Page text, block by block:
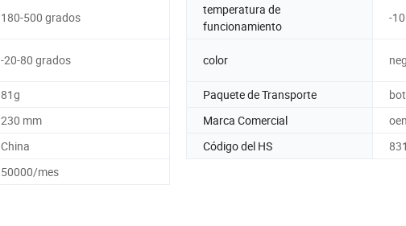
180-500 grados
temperatura de
funcionamiento
-
-20-80 grados color
81g Paquete de Transporte
230 mm Marca Comercial
China Código del HS
50000/mes